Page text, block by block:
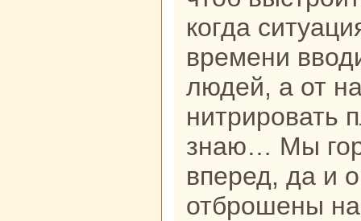
когда
времени
людей, а от
нитрировать
знаю… Мы
вперед, да и
отброшены